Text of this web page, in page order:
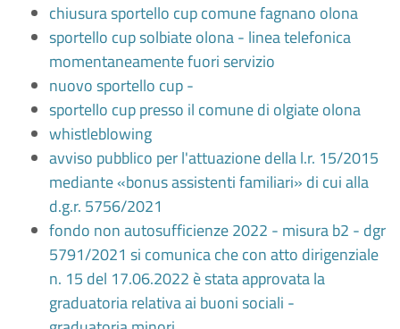
chiusura sportello cup comune fagnano olona
sportello cup solbiate olona - linea telefonica
momentaneamente fuori servizio
nuovo sportello cup -
sportello cup presso il comune di olgiate olona
whistleblowing
avviso pubblico per l'attuazione della l.r. 15/2015
mediante «bonus assistenti familiari» di cui alla
d.g.r. 5756/2021
fondo non autosufficienze 2022 - misura b2 - dgr
5791/2021 si comunica che con atto dirigenziale
n. 15 del 17.06.2022 è stata approvata la
graduatoria relativa ai buoni sociali -